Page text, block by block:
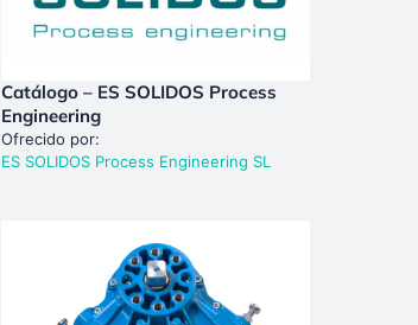
Catálogo – ES SOLIDOS Process
Engineering
Ofrecido por:
ES SOLIDOS Process Engineering SL